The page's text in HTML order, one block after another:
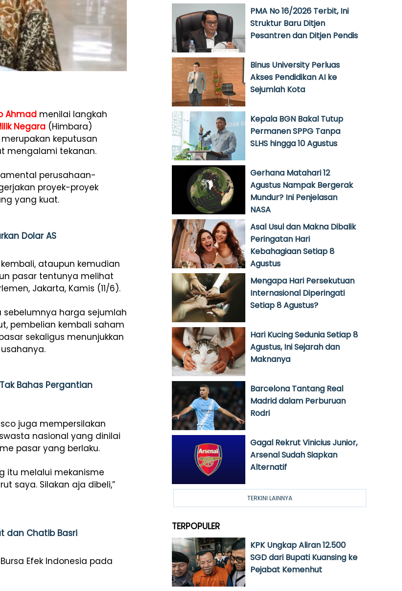
Ahmad menilai langkah
Negara (Himbara)
keputusan
mengalami tekanan.
perusahaan-
proyek-proyek
yang kuat.
Dolar AS
ataupun kemudian
pasar tentunya melihat
Jakarta, Kamis (11/6).
sebelumnya harga sejumlah
pembelian kembali saham
sekaligus menunjukkan
Bahas Pergantian
juga mempersilakan
nasional yang dinilai
pasar yang berlaku.
itu melalui mekanisme
saya. Silakan aja dibeli,”
dan Chatib Basri
Efek Indonesia pada
PMA No 16/2026 Terbit, Ini
Struktur Baru Ditjen
Pesantren dan Ditjen Pendis
Binus University Perluas
Akses Pendidikan AI ke
Sejumlah Kota
Kepala BGN Bakal Tutup
Permanen SPPG Tanpa
SLHS hingga 10 Agustus
Gerhana Matahari 12
Agustus Nampak Bergerak
Mundur? Ini Penjelasan
NASA
Asal Usul dan Makna Dibalik
Peringatan Hari
Kebahagiaan Setiap 8
Agustus
Mengapa Hari Persekutuan
Internasional Diperingati
Setiap 8 Agustus?
Hari Kucing Sedunia Setiap 8
Agustus, Ini Sejarah dan
Maknanya
Barcelona Tantang Real
Madrid dalam Perburuan
Rodri
Gagal Rekrut Vinicius Junior,
Arsenal Sudah Siapkan
Alternatif
TERKINI LAINNYA
TERPOPULER
KPK Ungkap Aliran 12.500
SGD dari Bupati Kuansing ke
Pejabat Kemenhut